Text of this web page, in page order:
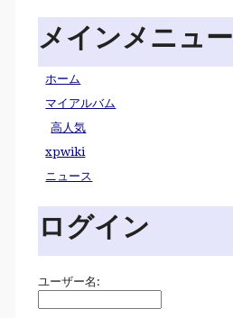
メインメニュー
ホーム
マイアルバム
高人気
xpwiki
ニュース
ログイン
ユーザー名: